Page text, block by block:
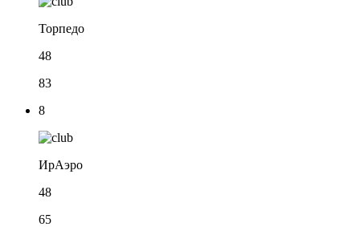
Торпедо
48
83
8
ИрАэро
48
65